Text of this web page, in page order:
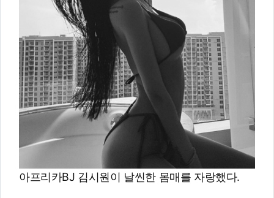
아프리카BJ 김시원이 날씬한 몸매를 자랑했다.